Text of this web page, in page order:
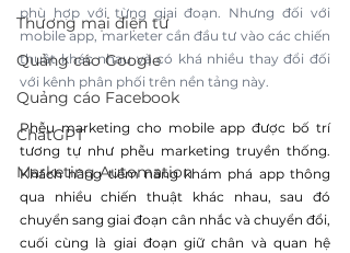
Thương mại điện tử
Quảng cáo Google
Quảng cáo Facebook
ChatGPT
Marketing Automation
phù hợp với từng giai đoạn. Nhưng đối với
mobile app, marketer cần đầu tư vào các chiến
thuật khác nhau và có khá nhiều thay đổi đối
với kênh phân phối trên nền tảng này.
Phễu marketing cho mobile app được bố trí
tương tự như phễu marketing truyền thống.
Khách hàng tiềm năng khám phá app thông
qua nhiều chiến thuật khác nhau, sau đó
chuyển sang giai đoạn cân nhắc và chuyển đổi,
cuối cùng là giai đoạn giữ chân và quan hệ